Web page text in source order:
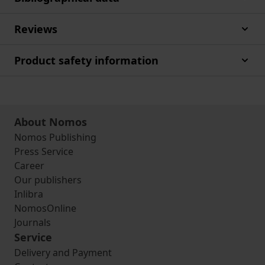
Reviews
Product safety information
About Nomos
Nomos Publishing
Press Service
Career
Our publishers
Inlibra
NomosOnline
Journals
Service
Delivery and Payment